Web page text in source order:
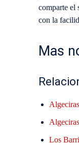
comparte el
con la
Mas
Los